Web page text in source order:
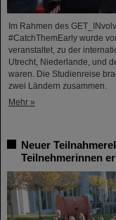
Im Rahmen des
#CatchThemEarly wurde
veranstaltet, zu der
Utrecht, Niederlande, und
waren. Die Studienreise
zwei Ländern zusammen.
Mehr »
Neuer
Teilnehmerinnen